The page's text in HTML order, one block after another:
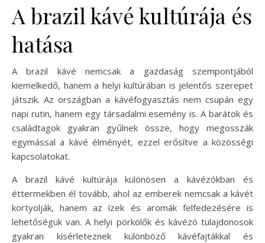
A brazil kávé kultúrája és
hatása
A brazil kávé nemcsak a gazdaság szempontjából
kiemelkedő, hanem a helyi kultúrában is jelentős szerepet
játszik. Az országban a kávéfogyasztás nem csupán egy
napi rutin, hanem egy társadalmi esemény is. A barátok és
családtagok gyakran gyűlnek össze, hogy megosszák
egymással a kávé élményét, ezzel erősítve a közösségi
kapcsolatokat.
A brazil kávé kultúrája különösen a kávézókban és
éttermekben él tovább, ahol az emberek nemcsak a kávét
kortyolják, hanem az ízek és aromák felfedezésére is
lehetőségük van. A helyi pörkölők és kávézó tulajdonosok
gyakran kísérleteznek különböző kávéfajtákkal és